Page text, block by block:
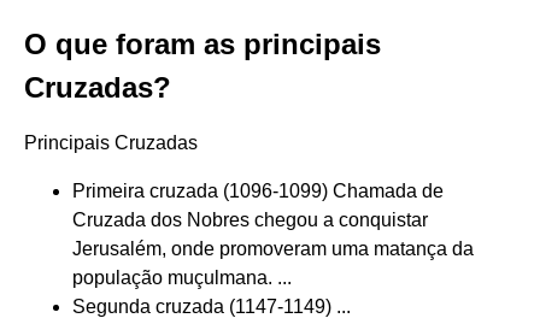
O que foram as principais
Cruzadas?
Principais Cruzadas
Primeira cruzada (1096-1099) Chamada de
Cruzada dos Nobres chegou a conquistar
Jerusalém, onde promoveram uma matança da
população muçulmana. ...
Segunda cruzada (1147-1149) ...